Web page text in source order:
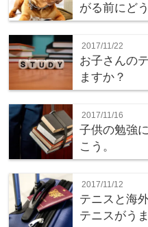
がる前にど
2017/11/22
お子さんの
ますか？
2017/11/16
子供の勉強
こう。
2017/11/12
テニスと海
テニスがう